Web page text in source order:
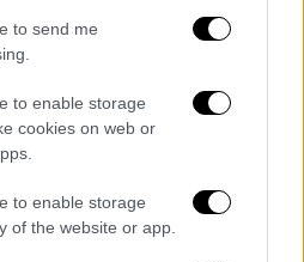
to send me
to enable storage
cookies on web or
to enable storage
of the website or app.